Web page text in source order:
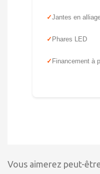
Jantes en
Phares LED
Financement à
Vous aimerez peut-